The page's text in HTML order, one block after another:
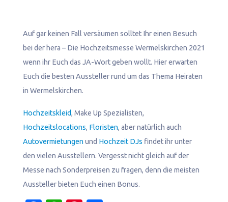
Auf gar keinen Fall versäumen solltet Ihr einen Besuch
bei der hera – Die Hochzeitsmesse Wermelskirchen 2021
wenn ihr Euch das JA-Wort geben wollt. Hier erwarten
Euch die besten Aussteller rund um das Thema Heiraten
in Wermelskirchen.
Hochzeitskleid, Make Up Spezialisten,
Hochzeitslocations, Floristen, aber natürlich auch
Autovermietungenund Hochzeit DJs findet ihr unter
den vielen Ausstellern. Vergesst nicht gleich auf der
Messe nach Sonderpreisen zu fragen, denn die meisten
Aussteller bieten Euch einen Bonus.